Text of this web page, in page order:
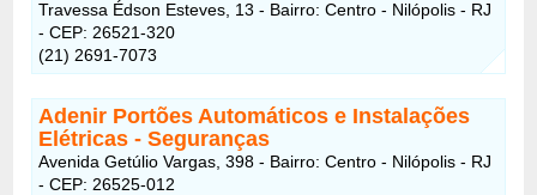
Travessa Édson Esteves, 13 - Bairro: Centro - Nilópolis - RJ
- CEP: 26521-320
(21) 2691-7073
Adenir Portões Automáticos e Instalações
Elétricas - Seguranças
Avenida Getúlio Vargas, 398 - Bairro: Centro - Nilópolis - RJ
- CEP: 26525-012